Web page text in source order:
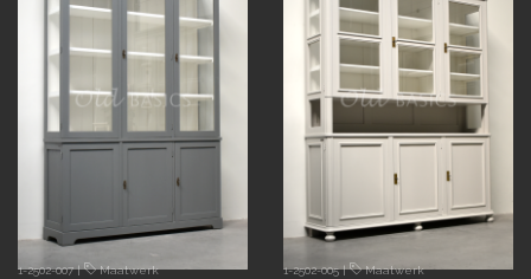
1-2502-007| Maatwerk 1-2502-005| Maatwerk